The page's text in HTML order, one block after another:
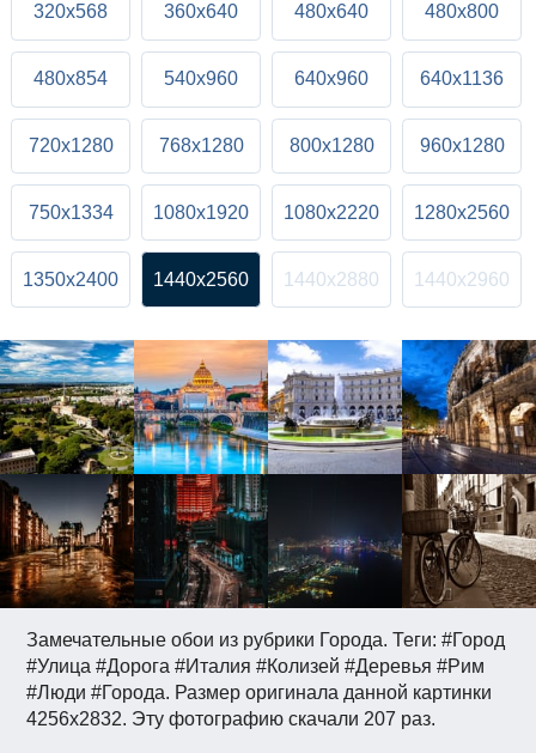
Замечательные обои из рубрики Города. Теги: #Город
#Улица #Дорога #Италия #Колизей #Деревья #Рим
#Люди #Города. Размер оригинала данной картинки
4256x2832. Эту фотографию скачали 207 раз.
320x568 360x640 480x640 480x800
480x854 540x960 640x960 640x1136
720x1280 768x1280 800x1280 960x1280
750x1334 1080x1920 1080x2220 1280x2560
1350x2400 1440x2560 1440x2880 1440x2960